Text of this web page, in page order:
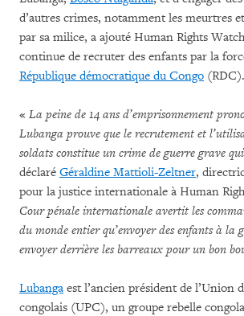
d’autres crimes, notamment les meurtres
par sa milice, a ajouté Human Rights
continue de recruter des enfants par la
République démocratique du Congo (RDC).
« La peine de 14 ans d’emprisonnement
Lubanga prouve que le recrutement et
soldats constitue un crime de guerre grave
déclaré Géraldine Mattioli-Zeltner,
pour la justice internationale à Human
Cour pénale internationale avertit les
du monde entier qu’envoyer des enfants à la
envoyer derrière les barreaux pour un bon
Lubanga est l’ancien président de l’Union
congolais (UPC), un groupe rebelle